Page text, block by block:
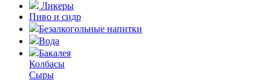
Ликеры
Пиво и сидр
Безалкогольные напитки
Вода
Бакалея
Колбасы
Сыры